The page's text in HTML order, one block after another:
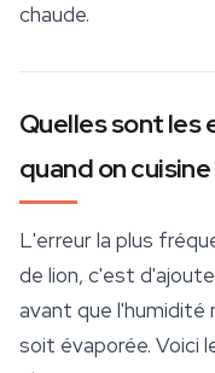
chaude.
Quelles sont les
quand on
L'erreur la plus
de lion, c'est
avant que l'humidité
soit évaporée. Voici